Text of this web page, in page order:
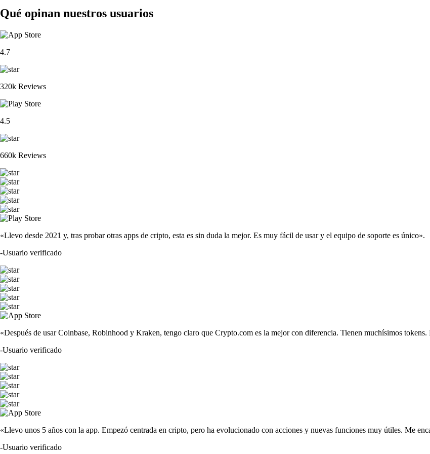
Qué opinan nuestros usuarios
4.7
320k Reviews
4.5
660k Reviews
«Llevo desde 2021 y, tras probar otras apps de cripto, esta es sin duda la mejor. Es muy fácil de usar y el equipo de soporte es único».
-Usuario verificado
«Después de usar Coinbase, Robinhood y Kraken, tengo claro que Crypto.com es la mejor con diferencia. Tienen muchísimos
-Usuario verificado
«Llevo unos 5 años con la app. Empezó centrada en cripto, pero ha evolucionado con acciones y nuevas funciones muy útiles. Me
-Usuario verificado